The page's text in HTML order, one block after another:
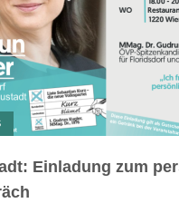
Einladung zum